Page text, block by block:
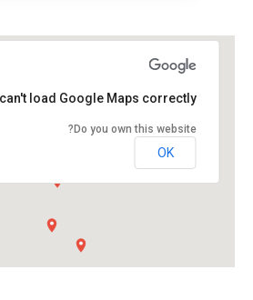
load Google Maps correctly.
Do you own this website?
OK